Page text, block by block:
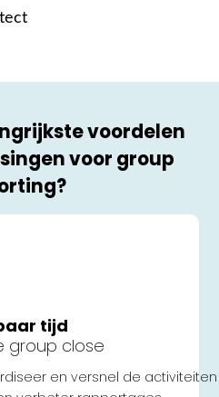
voordelen
voor group
tijd
group close
en versnel de activiteiten